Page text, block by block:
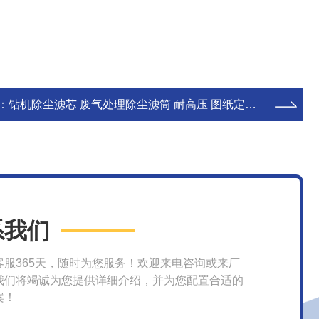
钻机除尘滤芯 废气处理除尘滤筒 耐高压 图纸定制 德聚发
们
服365天，随时为您服务！欢迎来电咨询或来厂
们将竭诚为您提供详细介绍，并为您配置合适的